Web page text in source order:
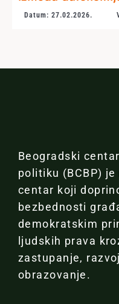
Datum: 27.02.2026.
Beogradski
politiku (BCBP)
centar koji
bezbednosti
demokratskim
ljudskih prava
zastupanje,
obrazovanje.